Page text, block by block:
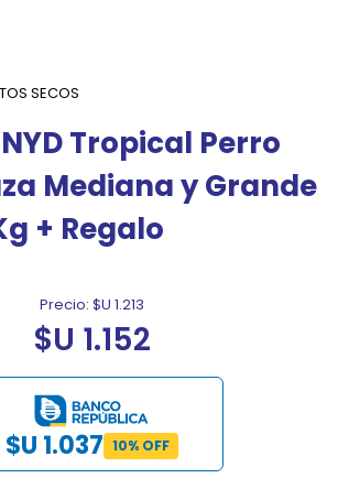
SECOS
Tropical Perro
Mediana y Grande
+ Regalo
Precio: $U 1.213
$U 1.152
$U 1.037 10% OFF